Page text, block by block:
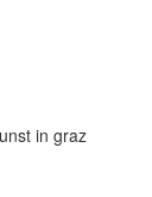
in graz